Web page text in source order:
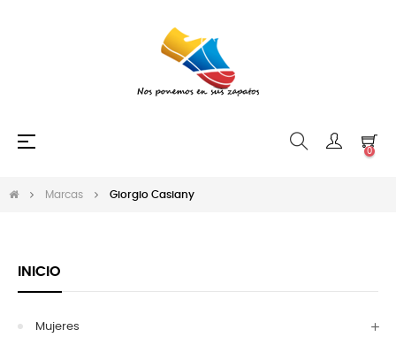
Navegación
☰
0
Marcas Giorgio Casiany
INICIO
Mujeres